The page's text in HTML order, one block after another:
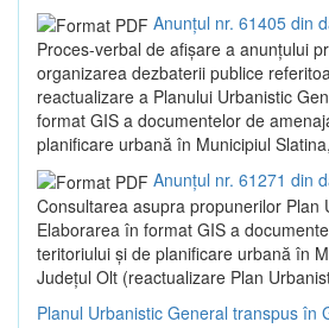
Anunțul nr. 61405 din
Proces-verbal de afișare a anunțului
organizarea dezbaterii publice
reactualizare a Planului Urbanistic
format GIS a documentelor de
planificare urbană în Municipiul
Anunțul nr. 61271 din
Consultarea asupra propunerilor Plan
Elaborarea în format GIS a
teritoriului și de planificare urbană în
Județul Olt (reactualizare Plan
Planul Urbanistic General transpus în